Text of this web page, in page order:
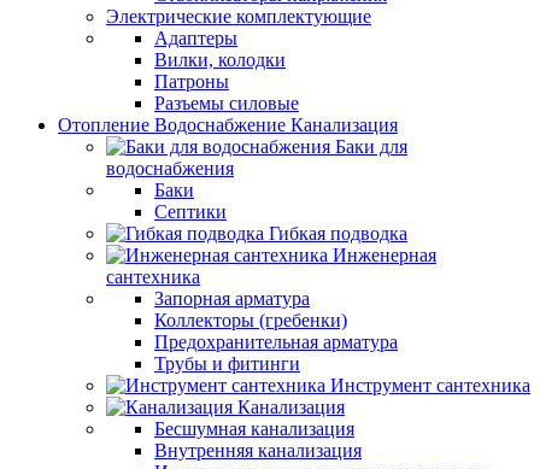
Электрические комплектующие
Адаптеры
Вилки, колодки
Патроны
Разъемы силовые
Отопление Водоснабжение Канализация
Баки для
водоснабжения
Баки
Септики
Гибкая подводка
Инженерная
сантехника
Запорная арматура
Коллекторы (гребенки)
Предохранительная арматура
Трубы и фитинги
Инструмент сантехника
Канализация
Бесшумная канализация
Внутренняя канализация